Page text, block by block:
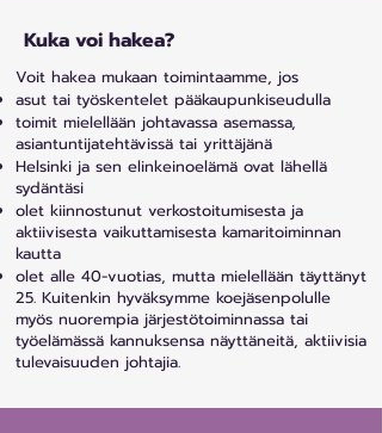
Kuka voi hakea?
Voit hakea mukaan toimintaamme, jos
asut tai työskentelet pääkaupunkiseudulla
toimit mielellään johtavassa asemassa,
asiantuntijatehtävissä tai yrittäjänä
Helsinki ja sen elinkeinoelämä ovat lähellä
sydäntäsi
olet kiinnostunut verkostoitumisesta ja
aktiivisesta vaikuttamisesta kamaritoiminnan
kautta
olet alle 40-vuotias, mutta mielellään täyttänyt
25. Kuitenkin hyväksymme koejäsenpolulle
myös nuorempia järjestötoiminnassa tai
työelämässä kannuksensa näyttäneitä, aktiivisia
tulevaisuuden johtajia.